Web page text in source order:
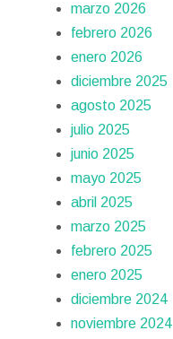
marzo 2026
febrero 2026
enero 2026
diciembre 2025
agosto 2025
julio 2025
junio 2025
mayo 2025
abril 2025
marzo 2025
febrero 2025
enero 2025
diciembre 2024
noviembre 2024